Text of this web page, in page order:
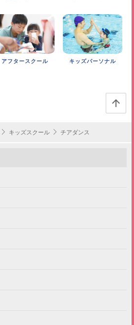
！
一例です。
アフタースクール キッズパーソナル
キッズスクール チアダンス